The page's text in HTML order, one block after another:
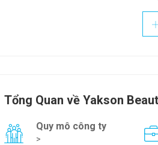
Tổng Quan về Yakson
Quy mô công ty
>